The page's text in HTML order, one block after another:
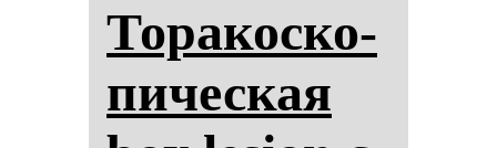
То­ра­кос­ко­
пи­чес­кая